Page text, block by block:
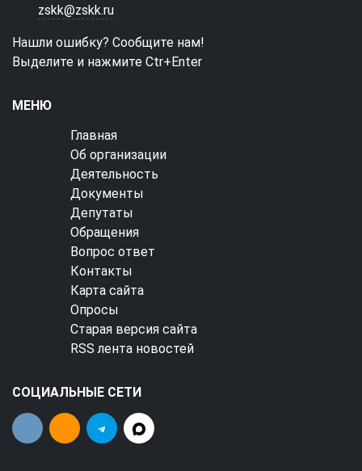
zskk@zskk.ru
Нашли ошибку? Сообщите нам!
Выделите и нажмите Ctr+Enter
МЕНЮ
Главная
Об организации
Деятельность
Документы
Депутаты
Обращения
Вопрос ответ
Контакты
Карта сайта
Опросы
Старая версия сайта
RSS лента новостей
СОЦИАЛЬНЫЕ СЕТИ